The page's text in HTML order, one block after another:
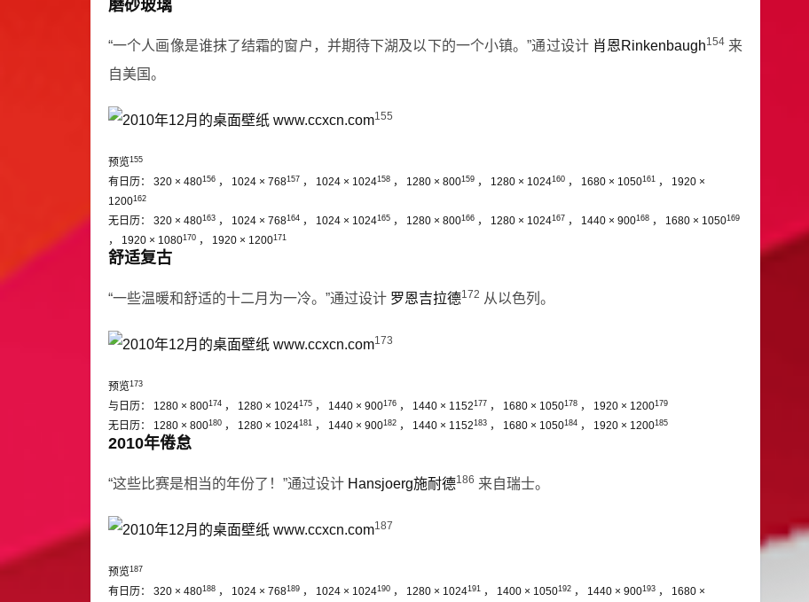
磨砂玻璃
“一个人画像是谁抹了结霜的窗户，并期待下湖及以下的一个小镇。”通过设计 肖恩Rinkenbaugh154 来
自美国。
155
预览155
有日历： 320 × 480156 ， 1024 × 768157 ， 1024 × 1024158 ， 1280 × 800159 ， 1280 × 1024160 ， 1680 × 1050161 ， 1920 ×
1200162
无日历： 320 × 480163 ， 1024 × 768164 ， 1024 × 1024165 ， 1280 × 800166 ， 1280 × 1024167 ， 1440 × 900168 ， 1680 × 1050169
， 1920 × 1080170 ， 1920 × 1200171
舒适复古
“一些温暖和舒适的十二月为一冷。”通过设计 罗恩吉拉德172 从以色列。
173
预览173
与日历： 1280 × 800174 ， 1280 × 1024175 ， 1440 × 900176 ， 1440 × 1152177 ， 1680 × 1050178 ， 1920 × 1200179
无日历： 1280 × 800180 ， 1280 × 1024181 ， 1440 × 900182 ， 1440 × 1152183 ， 1680 × 1050184 ， 1920 × 1200185
2010年倦怠
“这些比赛是相当的年份了！”通过设计 Hansjoerg施耐德186 来自瑞士。
187
预览187
有日历： 320 × 480188 ， 1024 × 768189 ， 1024 × 1024190 ， 1280 × 1024191 ， 1400 × 1050192 ， 1440 × 900193 ， 1680 ×